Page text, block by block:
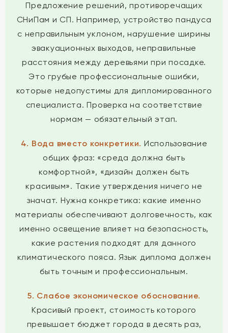
Предложение решений, противоречащих
СНиПам и СП. Например, устройство пандуса
с неправильным уклоном, нарушение ширины
эвакуационных выходов, неправильные
расстояния между деревьями при посадке.
Это грубые профессиональные ошибки,
которые недопустимы для дипломированного
специалиста. Проверка на соответствие
нормам — обязательный этап.
4. Вода вместо конкретики. Использование
общих фраз: «среда должна быть
комфортной», «дизайн должен быть
красивым». Такие утверждения ничего не
значат. Нужна конкретика: какие именно
материалы обеспечивают долговечность, как
именно освещение влияет на безопасность,
какие растения подходят для данного
климатического пояса. Язык диплома должен
быть точным и профессиональным.
5. Слабое экономическое обоснование.
Красивый проект, стоимость которого
превышает бюджет города в десять раз,